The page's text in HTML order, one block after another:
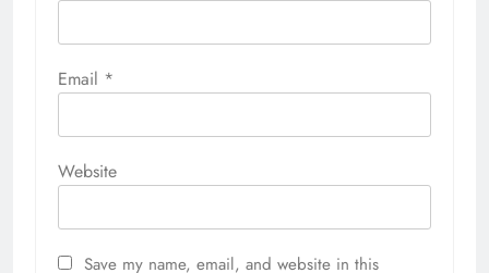
Email *
Website
Save my name, email, and website in this